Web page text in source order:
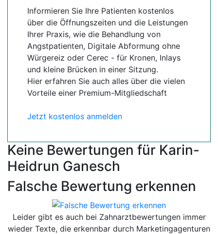
Informieren Sie Ihre Patienten kostenlos
über die Öffnungszeiten und die Leistungen
Ihrer Praxis, wie die Behandlung von
Angstpatienten, Digitale Abformung ohne
Würgereiz oder Cerec - für Kronen, Inlays
und kleine Brücken in einer Sitzung.
Hier erfahren Sie auch alles über die vielen
Vorteile einer Premium-Mitgliedschaft
Jetzt kostenlos anmelden
Keine Bewertungen für Karin-
Heidrun Ganesch
Falsche Bewertung erkennen
Leider gibt es auch bei Zahnarztbewertungen immer
wieder Texte, die erkennbar durch Marketingagenturen